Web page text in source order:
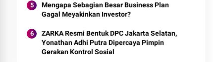
Mengapa Sebagian Besar Business Plan
Gagal Meyakinkan Investor?
ZARKA Resmi Bentuk DPC Jakarta Selatan,
Yonathan Adhi Putra Dipercaya Pimpin
Gerakan Kontrol Sosial